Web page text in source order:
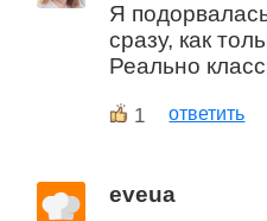
Я
сразу, как
Реально
1 ответить
eveua